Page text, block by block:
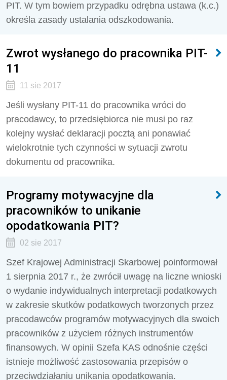
PIT. W tym bowiem przypadku odrębna ustawa (k.c.)
określa zasady ustalania odszkodowania.
Zwrot wysłanego do pracownika PIT-
11
11 sie 2017
Jeśli wysłany PIT-11 do pracownika wróci do
pracodawcy, to przedsiębiorca nie musi po raz
kolejny wysłać deklaracji pocztą ani ponawiać
wielokrotnie tych czynności w sytuacji zwrotu
dokumentu od pracownika.
Programy motywacyjne dla
pracowników to unikanie
opodatkowania PIT?
02 sie 2017
Szef Krajowej Administracji Skarbowej poinformował
1 sierpnia 2017 r., że zwrócił uwagę na liczne wnioski
o wydanie indywidualnych interpretacji podatkowych
w zakresie skutków podatkowych tworzonych przez
pracodawców programów motywacyjnych dla swoich
pracowników z użyciem różnych instrumentów
finansowych. W opinii Szefa KAS odnośnie części
istnieje możliwość zastosowania przepisów o
przeciwdziałaniu unikania opodatkowania.